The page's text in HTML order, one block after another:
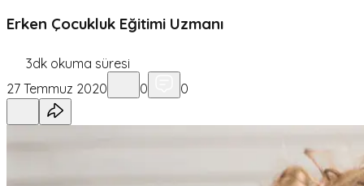
Erken Çocukluk Eğitimi Uzmanı
3dk okuma süresi
27 Temmuz 2020
0 0